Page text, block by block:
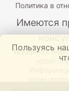
Политика в
Имеются
Указанная
носит
медицинскую
Пользуясь